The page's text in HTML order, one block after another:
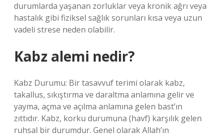
durumlarda yaşanan zorluklar veya kronik ağrı veya
hastalık gibi fiziksel sağlık sorunları kısa veya uzun
vadeli strese neden olabilir.
Kabz alemi nedir?
Kabz Durumu: Bir tasavvuf terimi olarak kabz,
takallus, sıkıştırma ve daraltma anlamına gelir ve
yayma, açma ve açılma anlamına gelen bast’ın
zıttıdır. Kabz, korku durumuna (havf) karşılık gelen
ruhsal bir durumdur. Genel olarak Allah’ın